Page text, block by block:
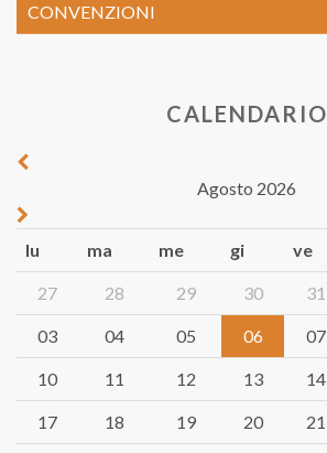
CONVENZIONI
CALENDARIO
Agosto 2026
lu ma me gi ve
27 28 29 30 31
03 04 05 06 07
10 11 12 13 14
17 18 19 20 21